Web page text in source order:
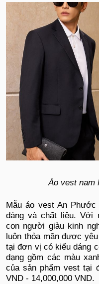
Áo vest nam
Mẫu áo vest An
dáng và chất liệu. Với
con người giàu kinh
luôn thỏa mãn được
tại đơn vị có kiểu dáng
dạng gồm các màu
của sản phẩm vest tại
VND - 14,000,000 VND.